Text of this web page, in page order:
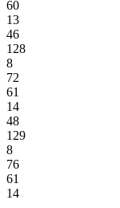
60
13
46
128
8
72
61
14
48
129
8
76
61
14